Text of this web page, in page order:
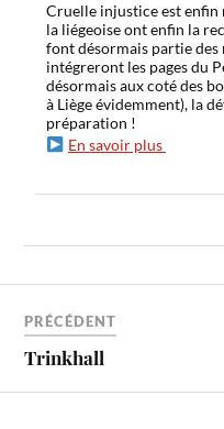
Cruelle injustice est enfin
la liégeoise ont enfin la
font désormais partie des
intégreront les pages du
désormais aux coté des
à Liège évidemment), la
préparation !
En savoir plus
PRÉCÉDENT
Trinkhall